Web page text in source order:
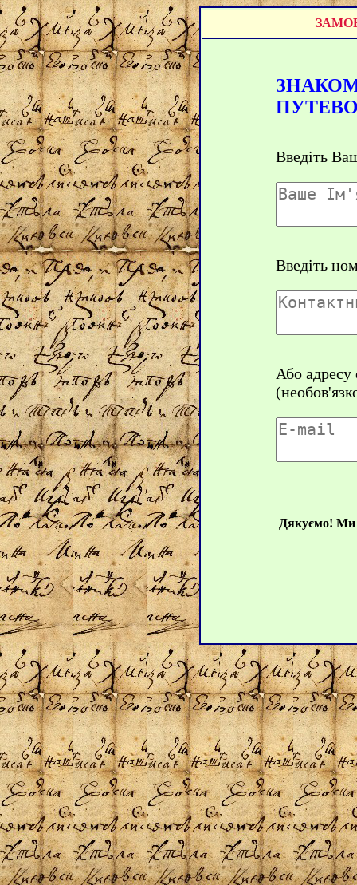
Введіть
Введіть
Або
Дякуємо! Ми